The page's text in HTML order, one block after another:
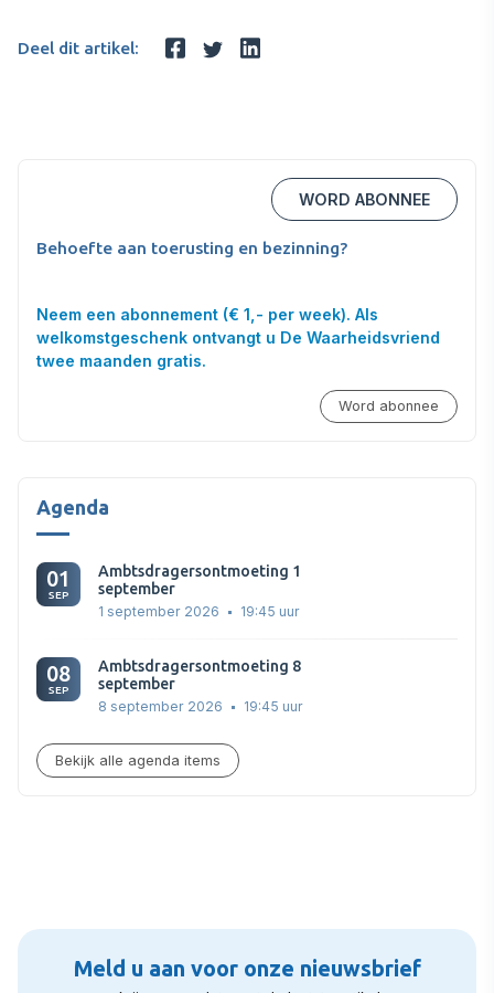
Deel dit artikel:
WORD ABONNEE
Behoefte aan toerusting en bezinning?
Neem een abonnement (€ 1,- per week). Als
welkomstgeschenk ontvangt u De Waarheidsvriend
twee maanden gratis.
Word abonnee
Agenda
01
SEP
Ambtsdragersontmoeting 1
september
1 september 2026 19:45 uur
08
SEP
Ambtsdragersontmoeting 8
september
8 september 2026 19:45 uur
Bekijk alle agenda items
Meld u aan voor onze nieuwsbrief